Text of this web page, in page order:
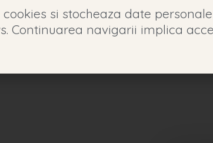
si stocheaza date
Continuarea navigarii implica